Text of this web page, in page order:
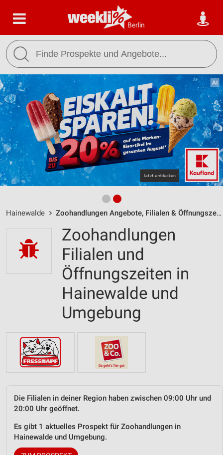
Berlin
Hainewalde Zoohandlungen Angebote, Filialen & Öffnungszeiten
Zoohandlungen
Filialen und
Öffnungszeiten in
Hainewalde und
Umgebung
Die Filialen in deiner Region haben zwischen 09:00 Uhr und
20:00 Uhr geöffnet.
Es gibt 1 aktuelles Prospekt für Zoohandlungen in
Hainewalde und Umgebung.